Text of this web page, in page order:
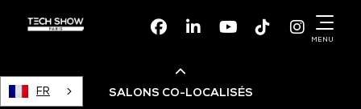
FacebookLinkedinYoutubeTikTok
MENU
FR SALONS CO-LOCALISÉS